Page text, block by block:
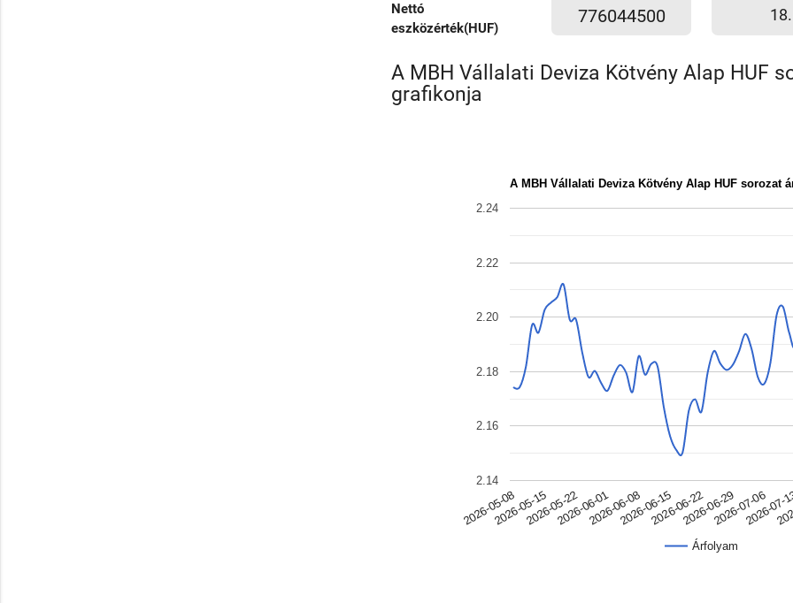
Nettó
eszközérték(HUF)
776044500 18.
A MBH Vállalati Deviza Kötvény Alap HUF
grafikonja
A MBH Vállalati Deviza Kötvény Alap HUF sorozat
Árfolyam
2026-05-082026-05-152026-05-222026-06-012026-06-082026-06-152026-06-222026-06-292026-07-06
2026-
2.14
2.16
2.18
2.20
2.22
2.24